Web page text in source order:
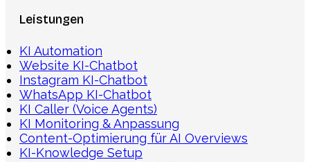
Leistungen
KI Automation
Website KI-Chatbot
Instagram KI-Chatbot
WhatsApp KI-Chatbot
KI Caller (Voice Agents)
KI Monitoring & Anpassung
Content-Optimierung für AI Overviews
KI-Knowledge Setup